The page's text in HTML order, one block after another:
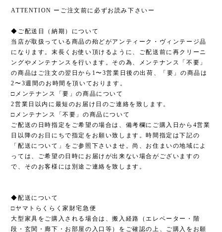
ATTENTION ーご注文前に必ずお読み下さいー
◆ご配送日（納期）について
当店が取扱っている商品の殆どがアンティーク・ヴィンテージ品
になります。末長くお使い頂けるように、ご配送前に再クリーニ
ングやメンテナンスを行います。その為、メンテナンス「不要」
の商品はご注文の翌日から1〜3営業日後の出荷、「要」の商品は
2〜3週間のお時間を頂いております。
□メンテナンス「要」の商品について
2営業日以内に最短のお届け日のご連絡を致します。
□メンテナンス「不要」の商品について
ご配送の日時指定をご希望の場合は、備考欄にご購入日から4営業
日以降のお日にちで指定をお願い致します。時間指定は下記の
「配送について」をご参照下さいませ。尚、お住まいの地域によ
っては、ご希望の日時にお届けが出来ない場合がございますの
で、そのお客様には別途ご連絡を致します。
◆配送について
□ヤマトらくらく家財宅急便
大型家具をご購入される場合は、搬入経路（エレベーター・階
段・玄関・廊下・お部屋の入口等）をご確認の上、ご購入をお願